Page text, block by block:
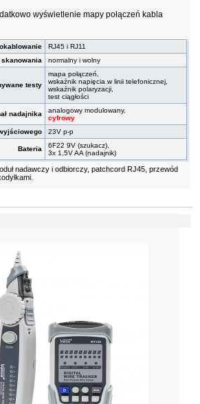
wyświetlenie mapy połączeń kabla
RJ45 i RJ11
skanowania
normalny i wolny
testy
mapa połączeń,
wskaźnik napięcia w linii telefonicznej,
wskaźnik polaryzacji,
test ciągłości
nadajnika
analogowy modulowany,
cyfrowy
23V p-p
Bateria
6F22 9V (szukacz),
3x 1,5V AA (nadajnik)
nadawczy i odbiorczy, patchcord RJ45, przewód